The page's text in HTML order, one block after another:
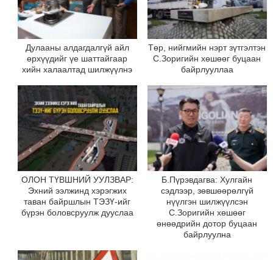
Дулааны алдагдалгүй айл
өрхүүдийг үе шаттайгаар
хийн халаалтад шилжүүлнэ
Төр, нийгмийн нэрт зүтгэлтэн
С.Зоригийн хөшөөг буцаан
байрлууллаа
ОЛОН ТҮВШНИЙ УУЛЗВАР:
Эхний ээлжинд хэрэгжих
таван байршлын ТЭЗҮ-ийг
бүрэн боловсруулж дууслаа
Б.Пүрэвдагва: Хулгайн
сэдлээр, зөвшөөрөлгүй
нүүлгэн шилжүүлсэн
С.Зоригийн хөшөөг
өнөөдрийн дотор буцаан
байрлуулна